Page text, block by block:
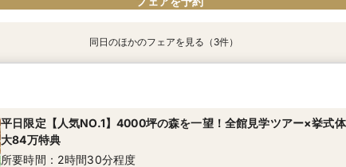
13:00〜
14:00〜
15:00〜
２組限定【料理重視必見】ゲスト想いの懐石フレンチ試食×平日だ
所要時間：2時間30分程度
13:00〜
15:00〜
16:00〜
＼初見学におすすめ☆平日限定／おもてなしに重要なお料理”懐石
所要時間：2時間30分程度
13:00〜
15:00〜
16:00〜
同日のほかのフェアを見る（3件）
平日限定【人気NO.1】4000坪の森を一望！全館見学ツアー×挙式
大84万特典
所要時間：2時間30分程度